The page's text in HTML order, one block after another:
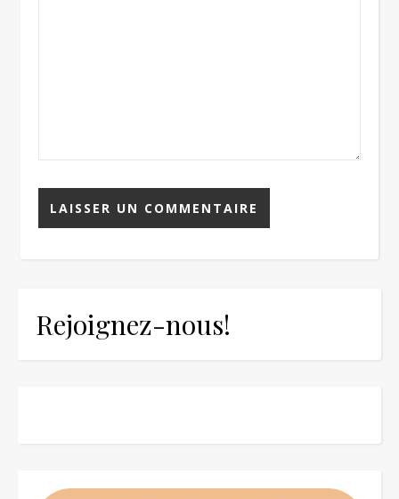
Rejoignez-nous!